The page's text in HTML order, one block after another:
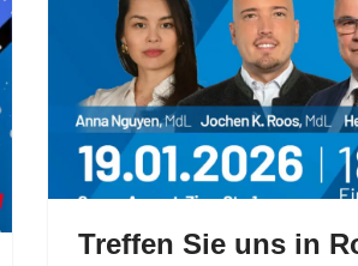
Treffen Sie uns in